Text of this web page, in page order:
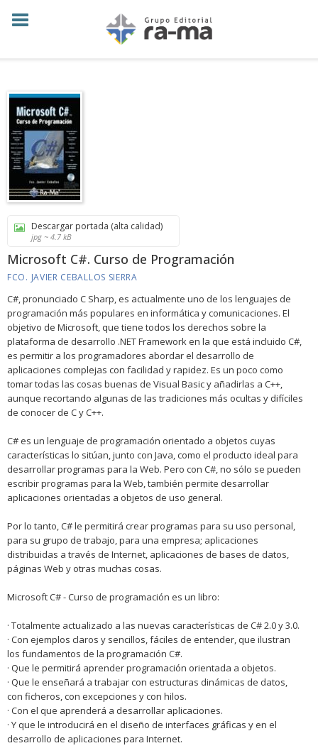
Descargar portada (alta calidad)
jpg ~ 4.7 kB
Microsoft C#. Curso de Programación
FCO. JAVIER CEBALLOS SIERRA
C#, pronunciado C Sharp, es actualmente uno de los lenguajes de
programación más populares en informática y comunicaciones. El
objetivo de Microsoft, que tiene todos los derechos sobre la
plataforma de desarrollo .NET Framework en la que está incluido C#,
es permitir a los programadores abordar el desarrollo de
aplicaciones complejas con facilidad y rapidez. Es un poco como
tomar todas las cosas buenas de Visual Basic y añadirlas a C++,
aunque recortando algunas de las tradiciones más ocultas y difíciles
de conocer de C y C++.
C# es un lenguaje de programación orientado a objetos cuyas
características lo sitúan, junto con Java, como el producto ideal para
desarrollar programas para la Web. Pero con C#, no sólo se pueden
escribir programas para la Web, también permite desarrollar
aplicaciones orientadas a objetos de uso general.
Por lo tanto, C# le permitirá crear programas para su uso personal,
para su grupo de trabajo, para una empresa; aplicaciones
distribuidas a través de Internet, aplicaciones de bases de datos,
páginas Web y otras muchas cosas.
Microsoft C# - Curso de programación es un libro:
· Totalmente actualizado a las nuevas características de C# 2.0 y 3.0.
· Con ejemplos claros y sencillos, fáciles de entender, que ilustran
los fundamentos de la programación C#.
· Que le permitirá aprender programación orientada a objetos.
· Que le enseñará a trabajar con estructuras dinámicas de datos,
con ficheros, con excepciones y con hilos.
· Con el que aprenderá a desarrollar aplicaciones.
· Y que le introducirá en el diseño de interfaces gráficas y en el
desarrollo de aplicaciones para Internet.